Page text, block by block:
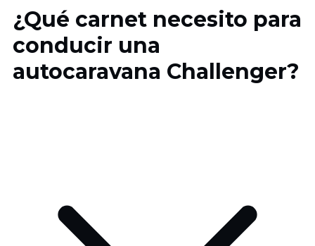
¿Qué carnet necesito para
conducir una
autocaravana Challenger?